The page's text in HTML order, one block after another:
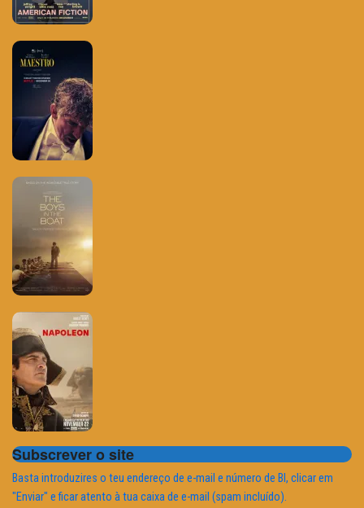
Subscrever o site
Basta introduzires o teu endereço de e-mail e número de BI, clicar em
"Enviar" e ficar atento à tua caixa de e-mail (spam incluído).